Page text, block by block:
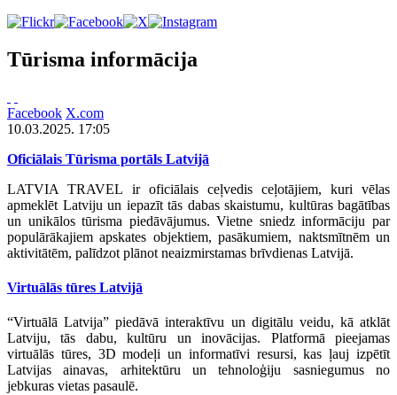
Tūrisma informācija
Facebook X.com
10.03.2025. 17:05
Oficiālais Tūrisma portāls Latvijā
LATVIA TRAVEL ir oficiālais ceļvedis ceļotājiem, kuri vēlas
apmeklēt Latviju un iepazīt tās dabas skaistumu, kultūras bagātības
un unikālos tūrisma piedāvājumus. Vietne sniedz informāciju par
populārākajiem apskates objektiem, pasākumiem, naktsmītnēm un
aktivitātēm, palīdzot plānot neaizmirstamas brīvdienas Latvijā.
Virtuālās tūres Latvijā
“Virtuālā Latvija” piedāvā interaktīvu un digitālu veidu, kā atklāt
Latviju, tās dabu, kultūru un inovācijas. Platformā pieejamas
virtuālās tūres, 3D modeļi un informatīvi resursi, kas ļauj izpētīt
Latvijas ainavas, arhitektūru un tehnoloģiju sasniegumus no
jebkuras vietas pasaulē.